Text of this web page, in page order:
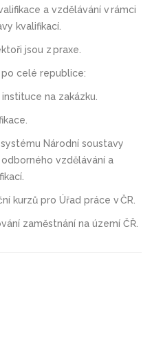
a vzdělávání v rámci
kvalifikací.
jsou z praxe.
po celé republice:
instituce na zakázku.
Národní soustavy
vzdělávání a
kurzů pro Úřad práce v ČR.
zaměstnání na území ČŘ.